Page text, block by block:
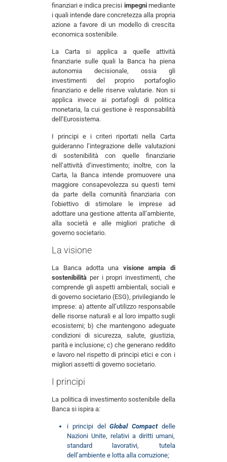
finanziari e indica precisi impegnimediante
i quali intende dare concretezza alla propria
azione a favore di un modello di crescita
economica sostenibile.
La Carta si applica a quelle attività
finanziarie sulle quali la Banca ha piena
autonomia decisionale, ossia gli
investimenti del proprio portafoglio
finanziario e delle riserve valutarie. Non si
applica invece ai portafogli di politica
monetaria, la cui gestione è responsabilità
dell’Eurosistema.
I principi e i criteri riportati nella Carta
guideranno l’integrazione delle valutazioni
di sostenibilità con quelle finanziarie
nell’attività d’investimento; inoltre, con la
Carta, la Banca intende promuovere una
maggiore consapevolezza su questi temi
da parte della comunità finanziaria con
l’obiettivo di stimolare le imprese ad
adottare una gestione attenta all’ambiente,
alla società e alle migliori pratiche di
governo societario.
La visione
La Banca adotta una visione ampia di
sostenibilità per i propri investimenti, che
comprende gli aspetti ambientali, sociali e
di governo societario (ESG), privilegiando le
imprese: a) attente all’utilizzo responsabile
delle risorse naturali e al loro impatto sugli
ecosistemi; b) che mantengono adeguate
condizioni di sicurezza, salute, giustizia,
parità e inclusione; c) che generano reddito
e lavoro nel rispetto di principi etici e con i
migliori assetti di governo societario.
I principi
La politica di investimento sostenibile della
Banca si ispira a:
i principi delGlobal Compactdelle
Nazioni Unite, relativi a diritti umani,
standard lavorativi, tutela
dell’ambiente e lotta alla corruzione;